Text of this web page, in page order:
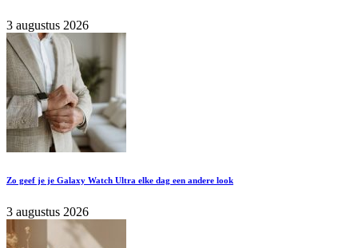
3 augustus 2026
Zo geef je je Galaxy Watch Ultra elke dag een andere look
3 augustus 2026